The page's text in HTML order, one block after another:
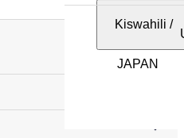
Kiswahili /